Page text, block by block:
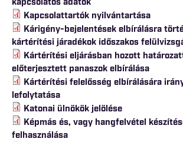
Kapcsolattartók nyilvántartása
Kárigény-bejelentések elbírálásra
kártérítési járadékok időszakos
Kártérítési eljárásban hozott
előterjesztett panaszok elbírálása
Kártérítési felelősség elbírálására
lefolytatása
Katonai ülnökök jelölése
Képmás és, vagy hangfelvétel
felhasználása